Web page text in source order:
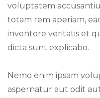
voluptatem
totam rem aperiam,
inventore veritatis et
dicta sunt explicabo.
Nemo enim ipsam
aspernatur aut odit